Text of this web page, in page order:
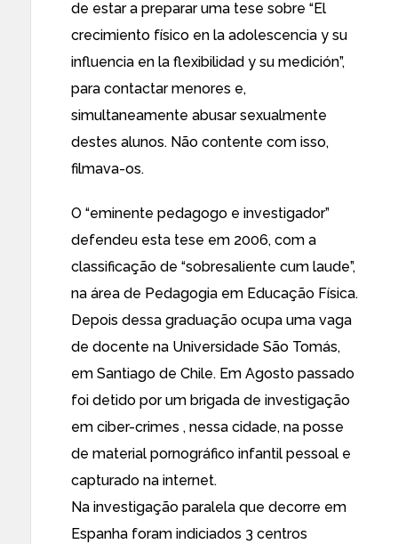
de estar a preparar uma tese sobre “El
crecimiento físico en la adolescencia y su
influencia en la flexibilidad y su medición”,
para contactar menores e,
simultaneamente abusar sexualmente
destes alunos. Não contente com isso,
filmava-os.
O “eminente pedagogo e investigador”
defendeu esta tese em 2006, com a
classificação de “sobresaliente cum laude”,
na área de Pedagogia em Educação Física.
Depois dessa graduação ocupa uma vaga
de docente na Universidade São Tomás,
em Santiago de Chile. Em Agosto passado
foi detido por um brigada de investigação
em ciber-crimes , nessa cidade, na posse
de material pornográfico infantil pessoal e
capturado na internet.
Na investigação paralela que decorre em
Espanha foram indiciados 3 centros